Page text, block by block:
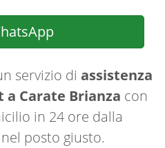
servizio di assistenza
Carate Brianza con
in 24 ore dalla
posto giusto.